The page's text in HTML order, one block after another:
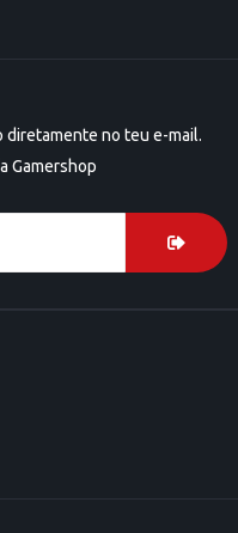
diretamente no teu e-mail.
Gamershop